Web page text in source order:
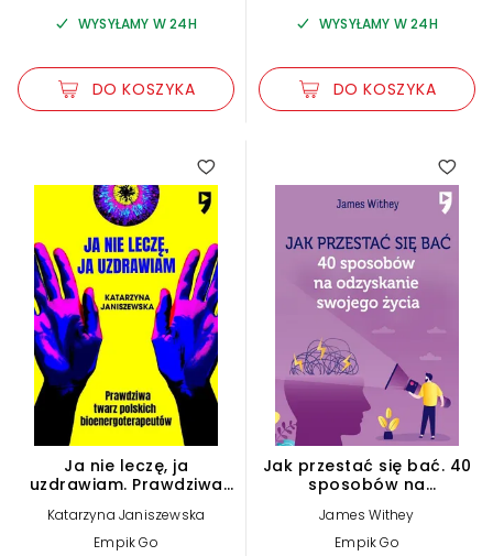
WYSYŁAMY W 24H
DO KOSZYKA
WYSYŁAMY W 24H
DO KOSZYKA
Ja nie leczę, ja
uzdrawiam. Prawdziwa
bioenergoterapeutów
Katarzyna Janiszewska
Empik Go
Jak przestać się bać. 40
sposobów na
życia
James Withey
Empik Go